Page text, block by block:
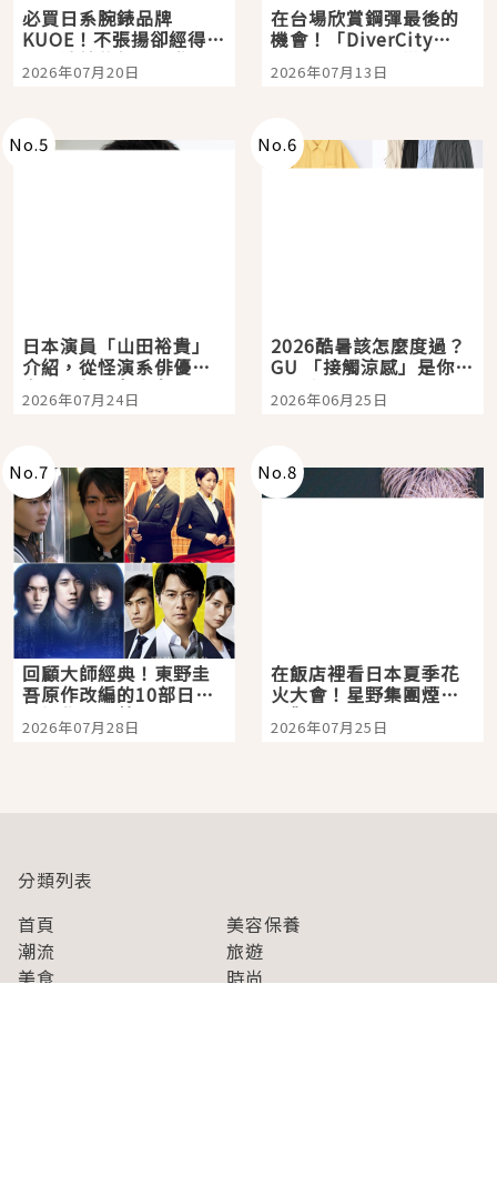
必買日系腕錶品牌
KUOE！不張揚卻經得起
時間洗鍊的經典之作五
選
2026年07月20日
在台場欣賞鋼彈最後的
機會！「DiverCity
Tokyo Plaza」搭船、
購物、美食及夜景，一
2026年07月13日
No.5
日本演員「山田裕貴」
介紹，從怪演系俳優走
向國民級日劇主角
2026年07月24日
No.6
2026酷暑該怎麼度過？
GU 「接觸涼感」是你的
夏日救星
2026年06月25日
No.7
回顧大師經典！東野圭
吾原作改編的10部日本
影視作品推薦
2026年07月28日
No.8
在飯店裡看日本夏季花
火大會！星野集團煙火
景觀飯店6選，讓你不用
人擠人悠閒欣賞
2026年07月25日
分類列表
首頁
美容保養
潮流
旅遊
美食
時尚